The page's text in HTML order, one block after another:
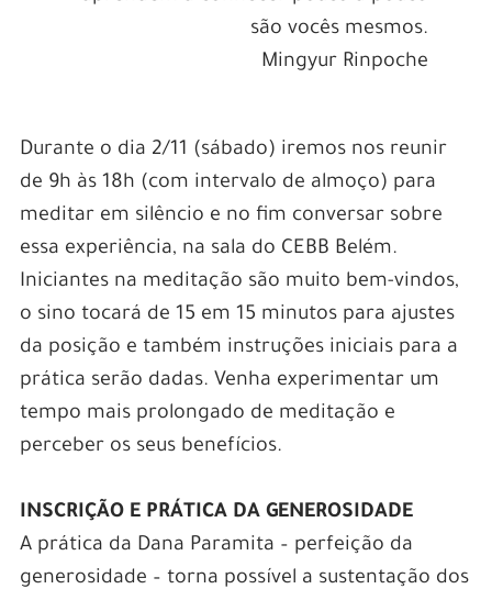
são vocês mesmos.
Mingyur Rinpoche
Durante o dia 2/11 (sábado) iremos nos reunir
de 9h às 18h (com intervalo de almoço) para
meditar em silêncio e no fim conversar sobre
essa experiência, na sala do CEBB Belém.
Iniciantes na meditação são muito bem-vindos,
o sino tocará de 15 em 15 minutos para ajustes
da posição e também instruções iniciais para a
prática serão dadas. Venha experimentar um
tempo mais prolongado de meditação e
perceber os seus benefícios.
INSCRIÇÃO E PRÁTICA DA GENEROSIDADE
A prática da Dana Paramita – perfeição da
generosidade – torna possível a sustentação dos